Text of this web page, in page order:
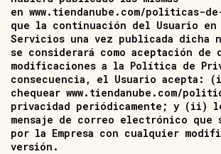
en www.tiendanube.com/politicas-
que la continuación del Usuario
Servicios una vez publicada dicha
se considerará como aceptación de
modificaciones a la Política de
consecuencia, el Usuario acepta:
chequear www.tiendanube.com/
privacidad periódicamente; y (ii)
mensaje de correo electrónico que
por la Empresa con cualquier
versión.